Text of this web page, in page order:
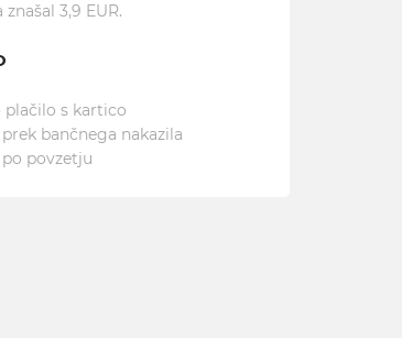
3,9 EUR.
plačilo s kartico
bančnega nakazila
povzetju